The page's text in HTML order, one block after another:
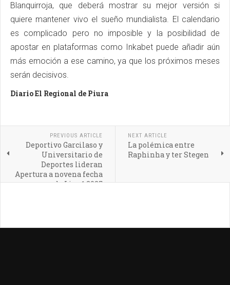
Blanquirroja, que deberá mostrar su mejor versión si
quiere mantener vivo el sueño mundialista. El calendario
es complicado pero no imposible y la posibilidad de
apostar en plataformas como Inkabet puede añadir aún
más emoción a ese camino, ya que los próximos meses
serán decisivos.
Diario El Regional de Piura
PREVIOUS ARTICLE
Deportivo Garcilaso y
Universitario de
Deportes lideran
Apertura a novena fecha
de Liga 1 2025
NEXT ARTICLE
La polémica entre
Raphinha y ter Stegen